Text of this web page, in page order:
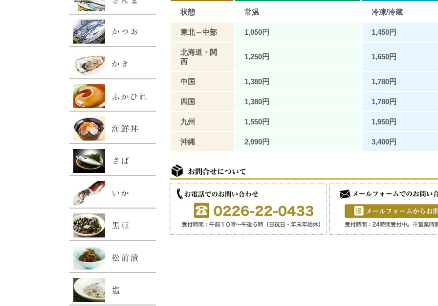
状態 常温 冷凍/冷蔵
東北～中部 1,050円 1,450円
北海道・関
西
1,250円 1,650円
中国 1,380円 1,780円
四国 1,380円 1,780円
九州 1,550円 1,950円
沖縄 2,990円 3,400円